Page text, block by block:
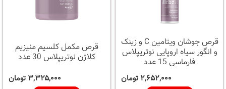
قرص جوشان ویتامین C و زینک
و انگور سیاه اروپایی نوتریپلاس
فارماسی 15 عدد
۲,۶۵۲,۰۰۰ تومان
قرص مکمل کلسیم منیزیم
کلاژن نوتریپلاس 30 عدد
۳,۳۲۵,۰۰۰ تومان